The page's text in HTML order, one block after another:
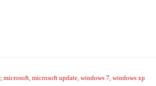
, microsoft, microsoft update, windows 7, windows xp